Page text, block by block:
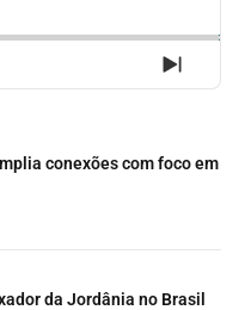
NEXT
conexões com foco em
da Jordânia no Brasil